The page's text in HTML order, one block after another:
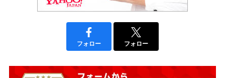
フォロー フォロー